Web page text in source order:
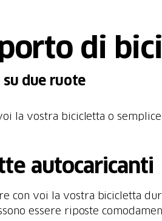
di
due ruote
la vostra bicicletta o
autocaricanti
con voi la vostra bicicletta
essere riposte